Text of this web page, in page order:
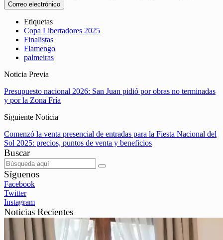
Correo electrónico
Etiquetas
Copa Libertadores 2025
Finalistas
Flamengo
palmeiras
Noticia Previa
Presupuesto nacional 2026: San Juan pidió por obras no terminadas
y por la Zona Fría
Siguiente Noticia
Comenzó la venta presencial de entradas para la Fiesta Nacional del
Sol 2025: precios, puntos de venta y beneficios
Buscar
Síguenos
Facebook
Twitter
Instagram
Noticias Recientes